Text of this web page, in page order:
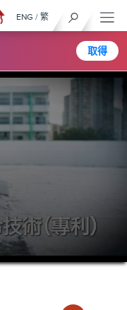
取得
ENG / 繁